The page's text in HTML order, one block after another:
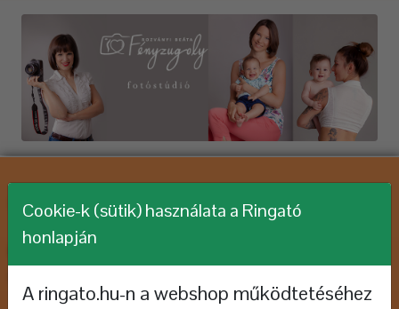
WEBSHOP, HÍREK
Webshop megnyitása
Cookie-k (sütik) használata a Ringató
honlapján
A ringato.hu-n a webshop működtetéséhez